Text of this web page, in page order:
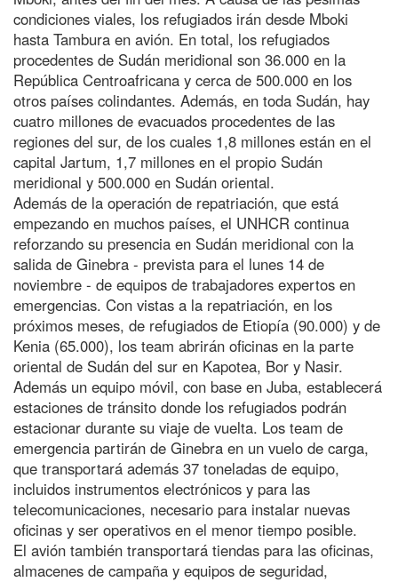
condiciones viales, los refugiados irán desde Mboki
hasta Tambura en avión. En total, los refugiados
procedentes de Sudán meridional son 36.000 en la
República Centroafricana y cerca de 500.000 en los
otros países colindantes. Además, en toda Sudán, hay
cuatro millones de evacuados procedentes de las
regiones del sur, de los cuales 1,8 millones están en el
capital Jartum, 1,7 millones en el propio Sudán
meridional y 500.000 en Sudán oriental.
Además de la operación de repatriación, que está
empezando en muchos países, el UNHCR continua
reforzando su presencia en Sudán meridional con la
salida de Ginebra - prevista para el lunes 14 de
noviembre - de equipos de trabajadores expertos en
emergencias. Con vistas a la repatriación, en los
próximos meses, de refugiados de Etiopía (90.000) y de
Kenia (65.000), los team abrirán oficinas en la parte
oriental de Sudán del sur en Kapotea, Bor y Nasir.
Además un equipo móvil, con base en Juba, establecerá
estaciones de tránsito donde los refugiados podrán
estacionar durante su viaje de vuelta. Los team de
emergencia partirán de Ginebra en un vuelo de carga,
que transportará además 37 toneladas de equipo,
incluidos instrumentos electrónicos y para las
telecomunicaciones, necesario para instalar nuevas
oficinas y ser operativos en el menor tiempo posible.
El avión también transportará tiendas para las oficinas,
almacenes de campaña y equipos de seguridad,